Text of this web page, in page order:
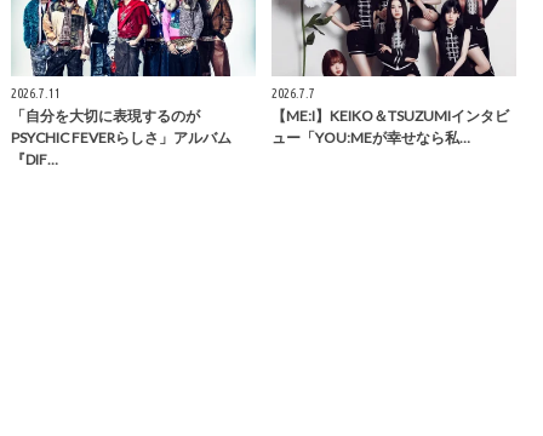
2026.7.11
「自分を大切に表現するのが
PSYCHIC FEVERらしさ」アルバム
『DIF…
2026.7.7
【ME:I】KEIKO＆TSUZUMIインタビ
ュー「YOU:MEが幸せなら私…